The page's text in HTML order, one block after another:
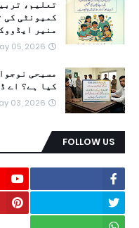
تعلیم،
کمیونٹی کی
منیر
05, 2026
مسیحی
کیا ہے؟ اے
03, 2026
FOLLOW US